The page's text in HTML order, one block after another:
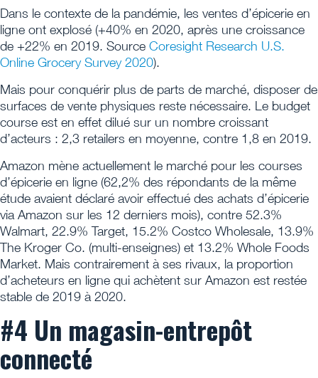
Dans le contexte de la pandémie, les ventes d’épicerie en
ligne ont explosé (+40% en 2020, après une croissance
de +22% en 2019. Source Coresight Research U.S.
Online Grocery Survey 2020).
Mais pour conquérir plus de parts de marché, disposer de
surfaces de vente physiques reste nécessaire. Le budget
course est en effet dilué sur un nombre croissant
d’acteurs : 2,3 retailers en moyenne, contre 1,8 en 2019.
Amazon mène actuellement le marché pour les courses
d’épicerie en ligne (62,2% des répondants de la même
étude avaient déclaré avoir effectué des achats d’épicerie
via Amazon sur les 12 derniers mois), contre 52.3%
Walmart, 22.9% Target, 15.2% Costco Wholesale, 13.9%
The Kroger Co. (multi-enseignes) et 13.2% Whole Foods
Market. Mais contrairement à ses rivaux, la proportion
d’acheteurs en ligne qui achètent sur Amazon est restée
stable de 2019 à 2020.
#4 Un magasin-entrepôt
connecté